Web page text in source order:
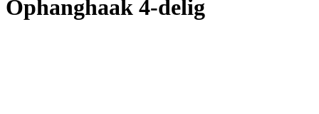
Ophanghaak 4-delig